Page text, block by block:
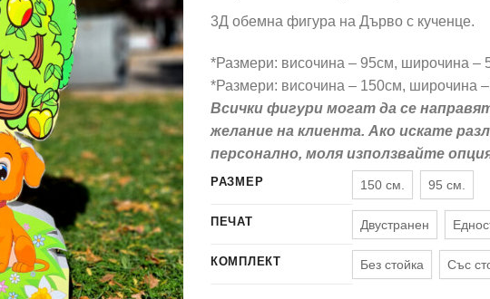
65,00 €
155,00 €
3Д обемна фигура на Дърво с кученце.
*Размери: височина – 95см, широчина –
*Размери: височина – 150см, широчина
Всички фигури могат да се
желание на клиента. Ако искате
персонално, моля използвайте
РАЗМЕР 150 см. 95 см.
ПЕЧАТ Двустранен
КОМПЛЕКТ Без стойка Със